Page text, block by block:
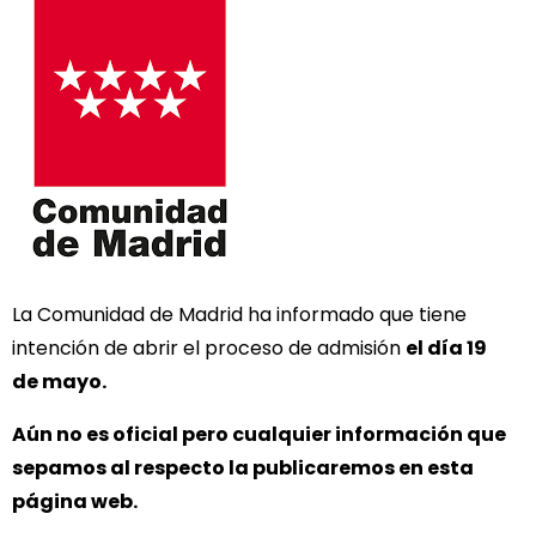
La Comunidad de Madrid ha informado que tiene
intención de abrir el proceso de admisión el día 19
de mayo.
Aún no es oficial pero cualquier información que
sepamos al respecto la publicaremos en esta
página web.